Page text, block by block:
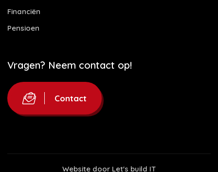
Financiën
Pensioen
Vragen? Neem contact op!
Contact
Website door Let's build IT